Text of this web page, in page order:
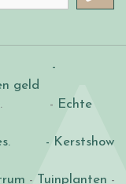
-
geld
. - Echte
- Kerstshow
- Tuinplanten -